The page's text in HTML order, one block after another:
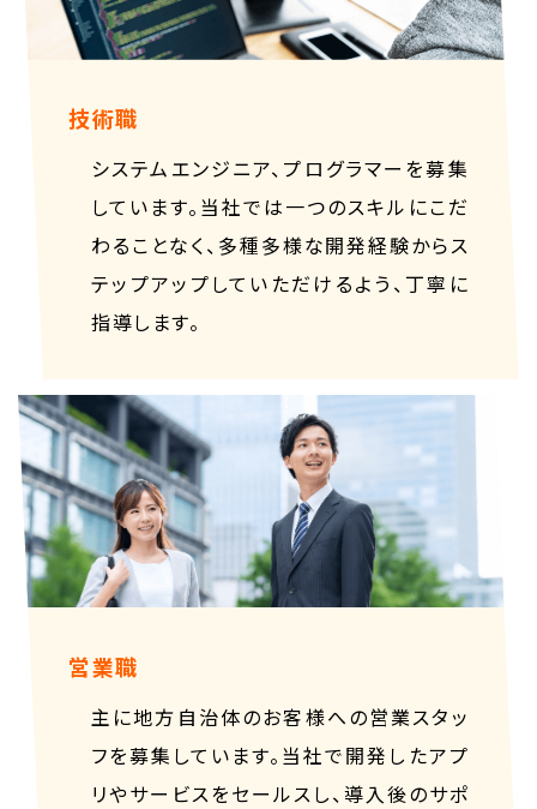
技術職
システムエンジニア、プログラマーを募集
しています。当社では一つのスキルにこだ
わることなく、多種多様な開発経験からス
テップアップしていただけるよう、丁寧に
指導します。
営業職
主に地方自治体のお客様への営業スタッ
フを募集しています。当社で開発したアプ
リやサービスをセールスし、導入後のサポ